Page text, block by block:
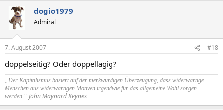
dogio1979
Admiral
7. August 2007 #18
doppelseitig? Oder doppellagig?
„Der Kapitalismus basiert auf der merkwürdigen Überzeugung, dass widerwärtige
Menschen aus widerwärtigen Motiven irgendwie für das allgemeine Wohl sorgen
werden.“ John Maynard Keynes